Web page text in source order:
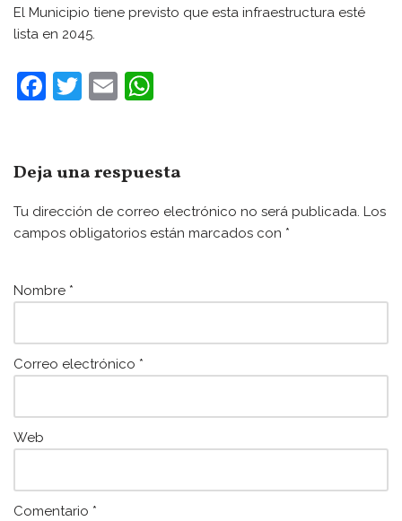
El Municipio tiene previsto que esta infraestructura esté
lista en 2045.
F
e
b
o
k
T
er
E
l
s
A
p
Deja una respuesta
Tu dirección de correo electrónico no será publicada. Los
campos obligatorios están marcados con *
Nombre *
Correo electrónico *
Web
Comentario *